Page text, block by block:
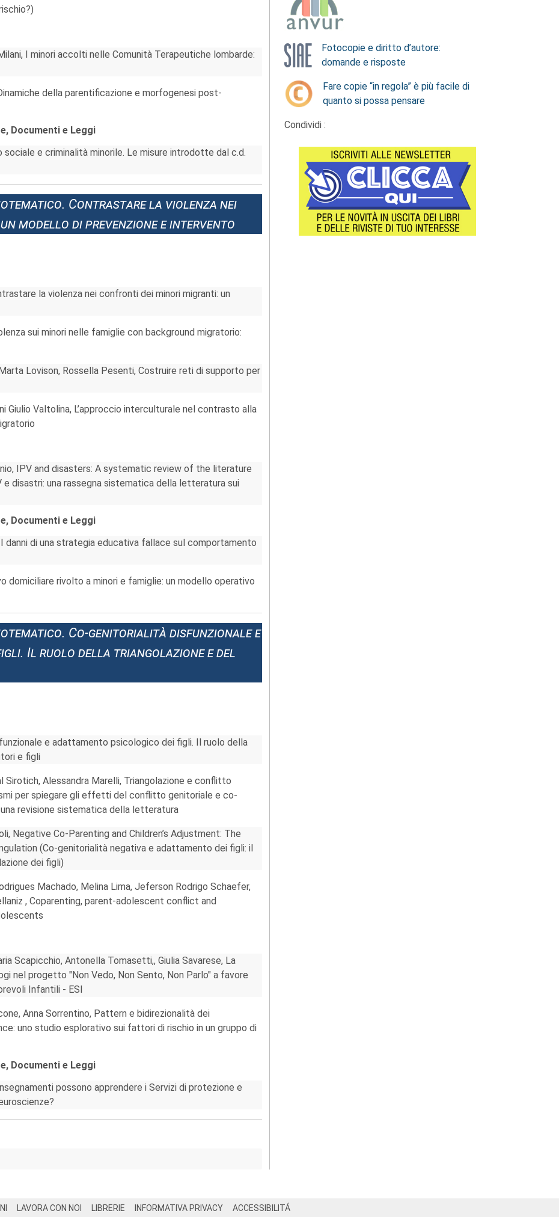
I minori accolti nelle Comunità Terapeutiche lombarde:
della parentificazione e morfogenesi post-
Documenti e Leggi
sociale e criminalità minorile. Le misure introdotte dal c.d.
Contrastare la violenza nei
modello di prevenzione e intervento
la violenza nei confronti dei minori migranti: un
sui minori nelle famiglie con background migratorio:
Lovison, Rossella Pesenti, Costruire reti di supporto per
Giulio Valtolina, L’approccio interculturale nel contrasto alla
IPV and disasters: A systematic review of the literature
disastri: una rassegna sistematica della letteratura sui
Documenti e Leggi
danni di una strategia educativa fallace sul comportamento
domiciliare rivolto a minori e famiglie: un modello operativo
Co-genitorialità disfunzionale e
Il ruolo della triangolazione e del
e adattamento psicologico dei figli. Il ruolo della
e figli
Sirotich, Alessandra Marelli, Triangolazione e conflitto
per spiegare gli effetti del conflitto genitoriale e co-
revisione sistematica della letteratura
Negative Co-Parenting and Children’s Adjustment: The
(Co-genitorialità negativa e adattamento dei figli: il
dei figli)
Machado, Melina Lima, Jeferson Rodrigo Schaefer,
, Coparenting, parent-adolescent conflict and
Scapicchio, Antonella Tomasetti,, Giulia Savarese, La
nel progetto "Non Vedo, Non Sento, Non Parlo" a favore
Infantili - ESI
Anna Sorrentino, Pattern e bidirezionalità dei
uno studio esplorativo sui fattori di rischio in un gruppo di
Documenti e Leggi
possono apprendere i Servizi di protezione e
Fotocopie e diritto d’autore:
domande e risposte
Fare copie “in regola” è più facile di
quanto si possa pensare
Condividi :
LAVORA CON NOI LIBRERIE INFORMATIVA PRIVACY ACCESSIBILITÁ